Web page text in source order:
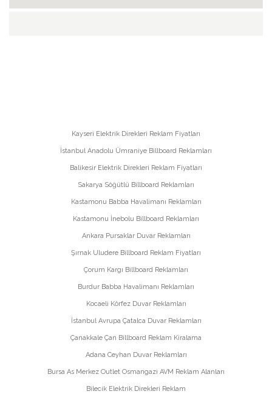
Kayseri Elektrik Direkleri Reklam Fiyatları
İstanbul Anadolu Ümraniye Billboard Reklamları
Balikesir Elektrik Direkleri Reklam Fiyatları
Sakarya Söğütlü Billboard Reklamları
Kastamonu Babba Havalimanı Reklamları
Kastamonu İnebolu Billboard Reklamları
Ankara Pursaklar Duvar Reklamları
Şırnak Uludere Billboard Reklam Fiyatları
Çorum Kargı Billboard Reklamları
Burdur Babba Havalimanı Reklamları
Kocaeli Körfez Duvar Reklamları
İstanbul Avrupa Çatalca Duvar Reklamları
Çanakkale Çan Billboard Reklam Kiralama
Adana Ceyhan Duvar Reklamları
Bursa As Merkez Outlet Osmangazi AVM Reklam Alanları
Bilecik Elektrik Direkleri Reklam